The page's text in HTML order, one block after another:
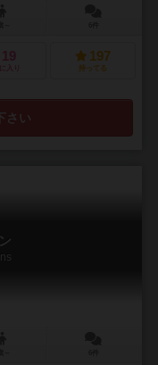
19
入り
197
持ってる
さい